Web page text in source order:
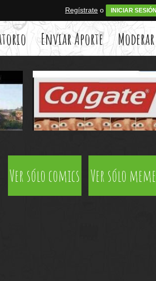
Regístrate o INICIAR SESIÓN
Enviar Aporte Moderar
Ver sólo comics Ver sólo